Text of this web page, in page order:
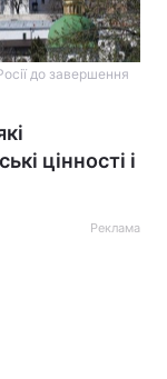
до завершення
цінності і
Реклама